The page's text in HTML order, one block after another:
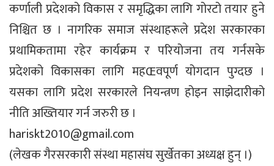
कर्णाली प्रदेशको विकास र समृद्धिका लागि गोरटो तयार हुने
निश्चित छ । नागरिक समाज संस्थाहरूले प्रदेश सरकारका
प्रथामिकतामा रहेर कार्यक्रम र परियोजना तय गर्नसके
प्रदेशको विकासका लागि महŒवपूर्ण योगदान पुग्दछ ।
यसका लागि प्रदेश सरकारले नियन्त्रण होइन साझेदारीको
नीति अख्तियार गर्न जरुरी छ ।
hariskt2010@gmail.com
(लेखक गैरसरकारी संस्था महासंघ सुर्खेतका अध्यक्ष हुन् ।)